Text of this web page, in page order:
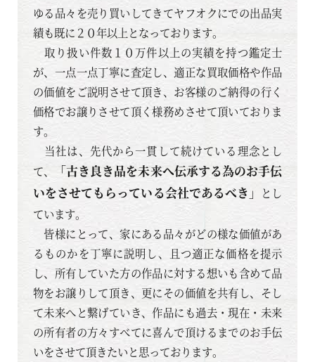
ゆる品々を売り買いしてきてヤフオクにでの出品実
績も既に２０年以上となっております。
取り扱い件数１０万件以上の実績を持つ鑑定士
が、一点一点丁寧に査定し、適正な買取価格や作品
の価値をご説明させて頂き、お客様のご納得の行く
価格でお譲りさせて頂く様務めさせて頂いておりま
す。
当社は、先代から一貫して続けている理念とし
て、
「古き良き品を未来へ伝承する為のお手伝
いをさせてもらっている会社であるべき」
とし
ています。
皆様にとって、家にある品々がどの様な価値があ
るものかを丁寧に説明し、且つ適正な価格を提示
し、所有していた方の作品に対する想いも含めて品
物をお譲りして頂き、更にその価値を共有し、そし
て未来へと繋げていき、作品にも過去・現在・未来
の所有者の方々すべてに喜んで頂けるまでのお手伝
いをさせて頂きたいと思っております。